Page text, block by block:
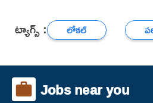
ట్యాగ్స్ : లోకల్
Jobs near you